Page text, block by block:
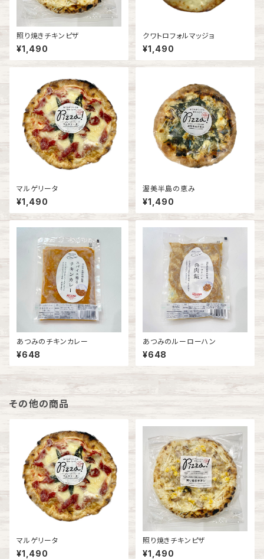
照り焼きチキンピザ
¥1,490
クワトロフォルマッジョ
¥1,490
マルゲリータ
¥1,490
渥美半島の恵み
¥1,490
あつみのチキンカレー
¥648
あつみのルーローハン
¥648
その他の商品
マルゲリータ
¥1,490
照り焼きチキンピザ
¥1,490